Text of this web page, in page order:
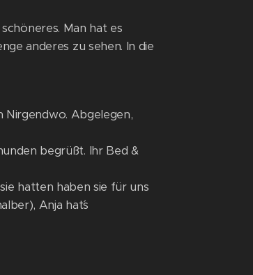
Man hat es
anderes zu sehen. In die
Nirgendwo. Abgelegen,
begrüßt. Ihr Bed &
hatten haben sie für uns
Anja hat´s